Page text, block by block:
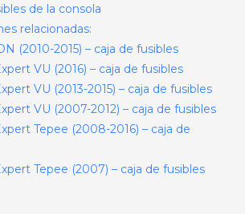
de la consola
relacionadas:
(2010-2015) – caja de fusibles
VU (2016) – caja de fusibles
VU (2013-2015) – caja de fusibles
VU (2007-2012) – caja de fusibles
Tepee (2008-2016) – caja de
Tepee (2007) – caja de fusibles